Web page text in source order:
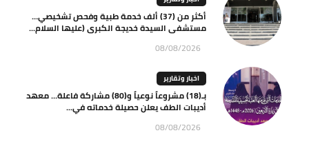
أكثر من (37) ألف خدمة طبية وفحص تشخيصي…
مستشفى السيدة خديجة الكبرى (عليها السلام...
08/08/2026
اخبار وتقارير
بـ(18) مشروعاً نوعياً و(80) مشاركة فاعلة… معهد
أديبات الطف يعلن حصيلة خدماته في...
08/08/2026